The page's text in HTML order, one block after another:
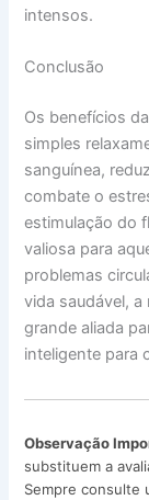
intensos.
Conclusão
Os benefícios
simples
sanguínea,
combate o
estimulação do
valiosa para
problemas
vida saudável,
grande aliada
inteligente para
Observação
substituem a
Sempre consulte